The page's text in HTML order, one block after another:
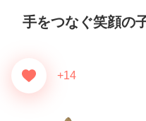
手をつなぐ笑顔の
+14